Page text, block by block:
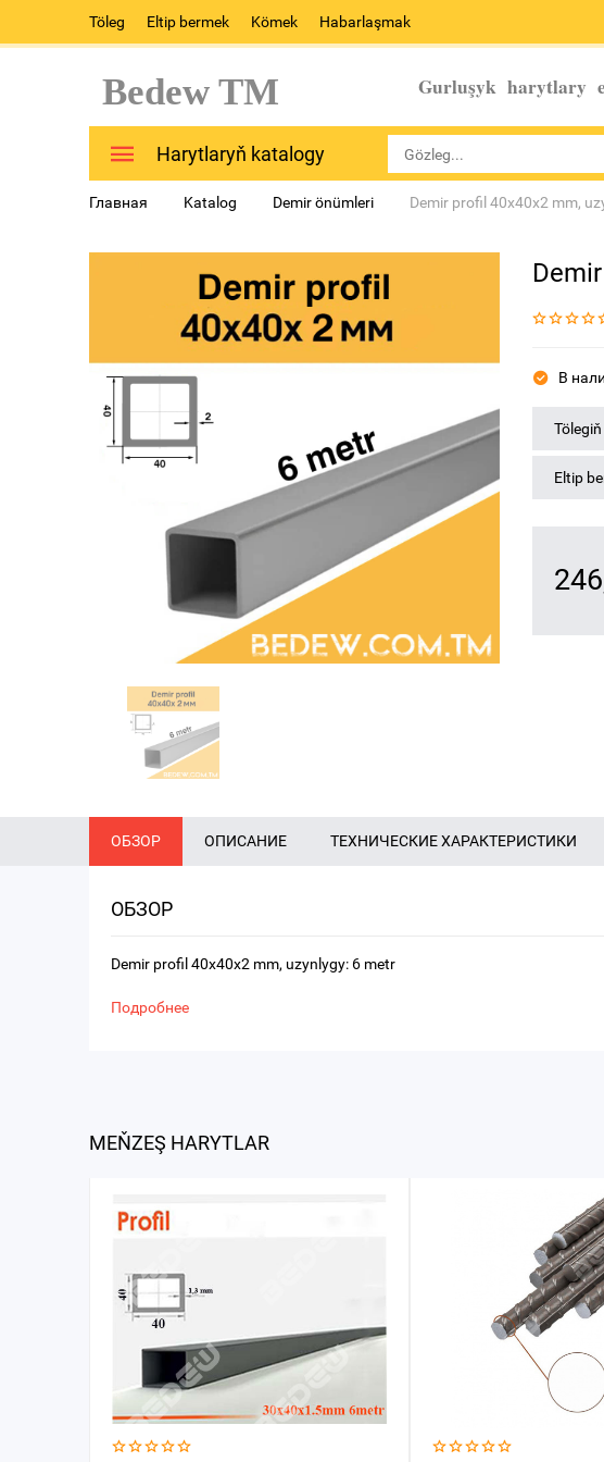
Töleg Eltip bermek Kömek Habarlaşmak
Bedew TM Gurluşyk harytlary
Harytlaryň katalogy
Главная Katalog Demir önümleri Demir profil 40x40x2 mm,
В
Eltip
ОБЗОР ОПИСАНИЕ ТЕХНИЧЕСКИЕ ХАРАКТЕРИСТИКИ
ОБЗОР
Demir profil 40x40x2 mm, uzynlygy: 6 metr
Подробнее
MEŇZEŞ HARYTLAR